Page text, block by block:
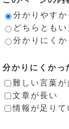
分かりやすか
どちらともい
分かりにくか
分かりにくかっ
難しい言葉が
文章が長い
情報が足りて